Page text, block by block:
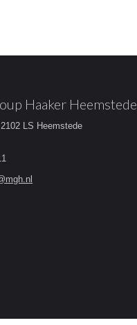
Haaker Heemstede
LS Heemstede